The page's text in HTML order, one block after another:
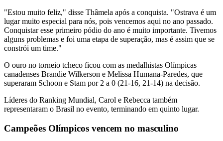
"Estou muito feliz," disse Thâmela após a conquista. "Ostrava é um
lugar muito especial para nós, pois vencemos aqui no ano passado.
Conquistar esse primeiro pódio do ano é muito importante. Tivemos
alguns problemas e foi uma etapa de superação, mas é assim que se
constrói um time."
O ouro no torneio tcheco ficou com as medalhistas Olímpicas
canadenses Brandie Wilkerson e Melissa Humana-Paredes, que
superaram Schoon e Stam por 2 a 0 (21-16, 21-14) na decisão.
Líderes do Ranking Mundial, Carol e Rebecca também
representaram o Brasil no evento, terminando em quinto lugar.
Campeões Olímpicos vencem no masculino